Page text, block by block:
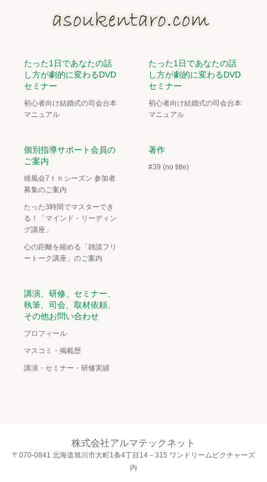
たった1日であなたの話
し方が劇的に変わるDVD
セミナー
初心者向け結婚式の司会台本
マニュアル
たった1日であなたの話
し方が劇的に変わるDVD
セミナー
初心者向け結婚式の司会台本
マニュアル
個別指導サポート会員の
ご案内
雄風会7ｔｈシーズン 参加者
募集のご案内
たった3時間でマスターでき
る！「マインド・リーディン
グ講座」
心の距離を縮める「雑談フリ
ートーク講座」のご案内
著作
#39 (no title)
講演、研修、セミナー、
執筆、司会、取材依頼、
その他お問い合わせ
プロフィール
マスコミ・掲載歴
講演・セミナー・研修実績
株式会社アルマテックネット
〒070-0841 北海道旭川市大町1条4丁目14－315 ワンドリームピクチャーズ
内